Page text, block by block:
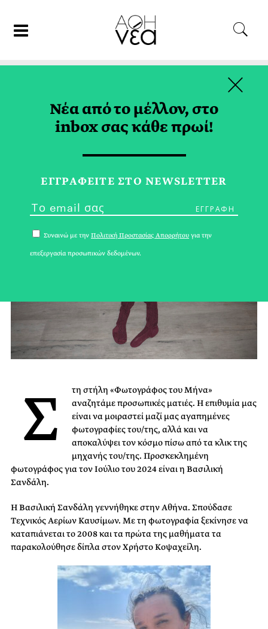
ΣΥΝΕΝΤΕΥΞΕΙΣ
Φωτογράφος του Μήνα |
Βασιλική Σανδάλη
ΔΕΣΠΟΙΝΑ ΡΑΜΜΟΥ
Σ
τη στήλη «Φωτογράφος του Μήνα»
αναζητάμε προσωπικές ματιές. Η επιθυμία μας
είναι να μοιραστεί μαζί μας αγαπημένες
φωτογραφίες του/της, αλλά και να
αποκαλύψει τον κόσμο πίσω από τα κλικ της
μηχανής του/της. Προσκεκλημένη
φωτογράφος για τον Ιούλιο του 2024 είναι η Βασιλική
Σανδάλη.
Η Βασιλική Σανδάλη γεννήθηκε στην Αθήνα. Σπούδασε
Τεχνικός Αερίων Καυσίμων. Με τη φωτογραφία ξεκίνησε να
καταπιάνεται το 2008 και τα πρώτα της μαθήματα τα
παρακολούθησε δίπλα στον Χρήστο Κοψαχείλη.
Νέα από το μέλλον, στο
inbox σας κάθε πρωί!
ΕΓΓPΑΦΕΙΤΕ ΣΤΟ NEWSLETTER
Συναινώ με την Πολιτική Προστασίας Απορρήτου για την
επεξεργασία προσωπικών δεδομένων.
×